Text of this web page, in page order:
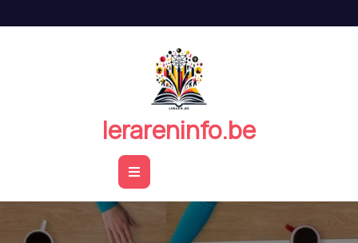
de
lerareninfo.be
Open
Button